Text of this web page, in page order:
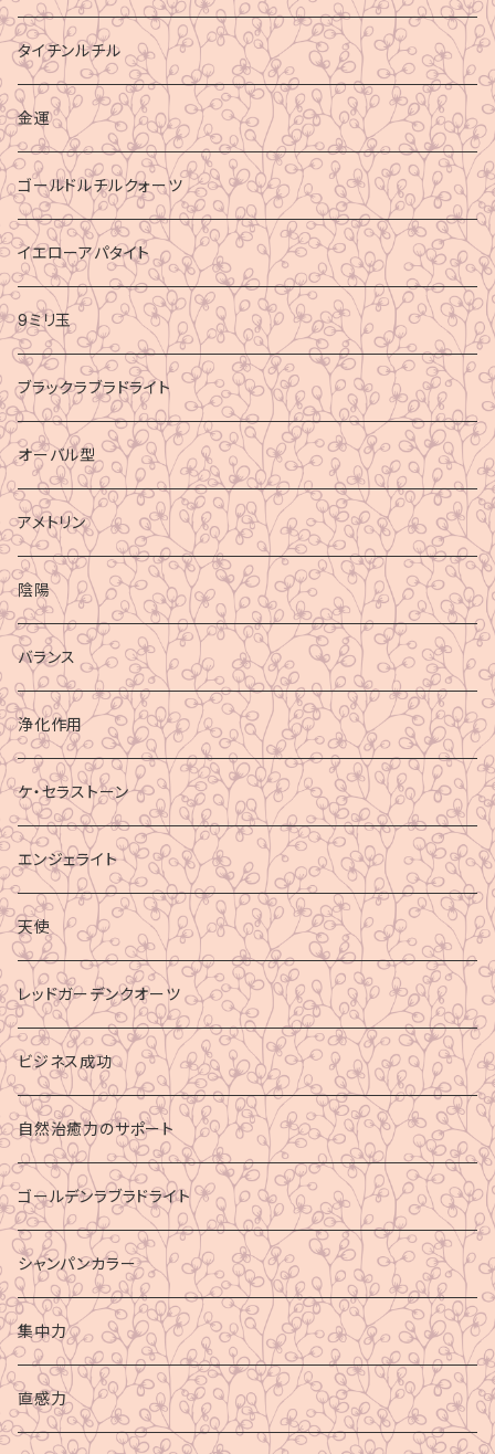
タイチンルチル
金運
ゴールドルチルクォーツ
イエローアパタイト
9ミリ玉
ブラックラブラドライト
オーバル型
アメトリン
陰陽
バランス
浄化作用
ケ・セラストーン
エンジェライト
天使
レッドガーデンクオーツ
ビジネス成功
自然治癒力のサポート
ゴールデンラブラドライト
シャンパンカラー
集中力
直感力